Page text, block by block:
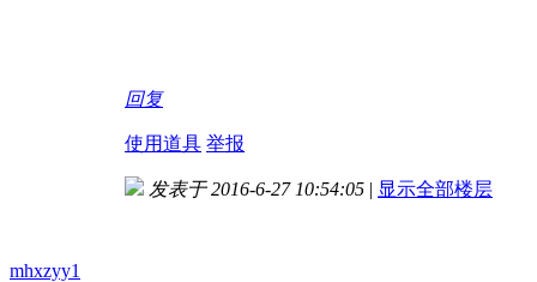
回复
使用道具 举报
mhxzyy1
发表于 2016-6-27 10:54:05 | 显示全部楼层